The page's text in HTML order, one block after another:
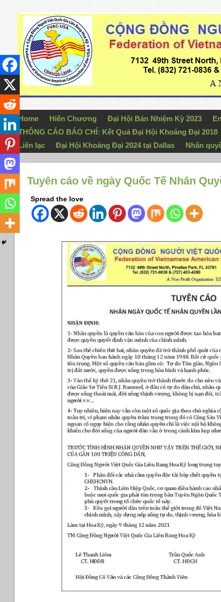
Home Hiến Chương Đại Hội Bán Nhiệm Kỳ 2023
THÔNG CÁO BÁO CHÍ: Kết Quả Đại Hội Khoáng Đại 2018
Liên lạc
Đại Hội Khoáng Đại 2024 tại Dallas Nhân
Tuyên cáo về ngày Quốc Tế Nhân
Spread the love